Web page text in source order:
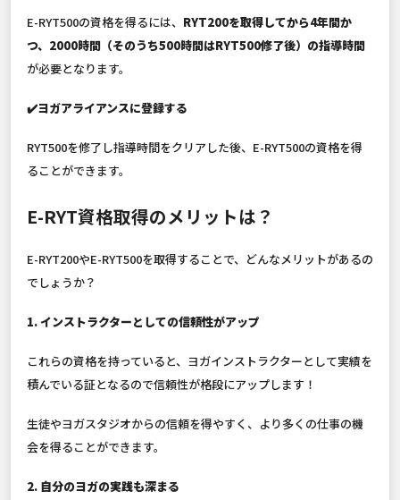
E-RYT500の資格を得るには、 RYT200を取得してから4年間か
つ、2000時間（そのうち500時間はRYT500修了後）の指導時間
が必要となります。
✔️ヨガアライアンスに登録する
RYT500を修了し指導時間をクリアした後、E-RYT500の資格を得
ることができます。
E-RYT資格取得のメリットは？
E-RYT200やE-RYT500を取得することで、どんなメリットがあるの
でしょうか？
1. インストラクターとしての信頼性がアップ
これらの資格を持っていると、ヨガインストラクターとして実績を
積んでいる証となるので信頼性が格段にアップします！
生徒やヨガスタジオからの信頼を得やすく、より多くの仕事の機
会を得ることができます。
2. 自分のヨガの実践も深まる